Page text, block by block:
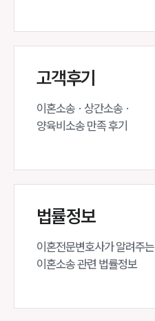
고객후기
이혼소송 · 상간소송 ·
양육비소송 만족 후기
법률정보
이혼전문변호사가 알려주는
이혼소송 관련 법률정보